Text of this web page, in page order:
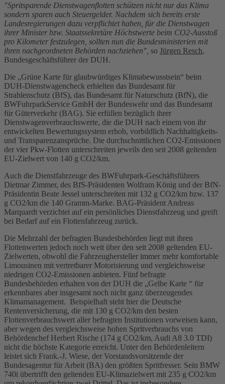
"Spritsparende Dienstwagenflotten schützen nicht nur das Klima
sondern sparen auch Steuergelder. Nachdem sich bereits erste
Landesregierungen dazu verpflichtet haben, für die Dienstwagen
ihrer Minister bzw. Staatssekretäre Höchstwerte beim CO2-Ausstoß
pro Kilometer festzulegen, sollten nun die Bundesministerien mit
ihren nachgeordneten Behörden nachziehen", so Jürgen Resch,
Bundesgeschäftsführer der DUH.
Die „Grüne Karte für glaubwürdiges Klimabewusstsein“ beim
DUH-Dienstwagencheck erhielten das Bundesamt für
Strahlenschutz (BfS), das Bundesamt für Naturschutz (BfN), die
BWFuhrparkService GmbH der Bundeswehr und das Bundesamt
für Güterverkehr (BAG). Sie erfüllen bezüglich ihrer
Dienstwagenverbrauchswerte, die die DUH nach einem von ihr
entwickelten Bewertungssystem erhob, vorbildlich Nachhaltigkeits-
und Transparenzansprüche. Die durchschnittlichen CO2-Emissionen
der vier Pkw-Flotten unterschreiten jeweils den seit 2008 geltenden
EU-Zielwert von 140 g CO2/km.
Auch die Dienstfahrzeuge des BWFuhrpark-Geschäftsführers
Dietmar Zimmer, des BfS-Präsidenten Wolfram König und der BfN-
Präsidentin Beate Jessel unterschreiten mit 132 g CO2/km bzw. 137
g CO2/km die 140 Gramm-Marke. BAG-Präsident Andreas
Marquardt verzichtet auf ein persönliches Dienstfahrzeug und greift
bei Bedarf auf ein Flottenfahrzeug zurück.
Die Mehrzahl der befragten Bundesbehörden liegt mit ihren
Flottenwerten jedoch noch weit über den seit 2008 geltenden EU-
Zielwerten, obwohl die Fahrzeughersteller immer mehr komfortable
Limousinen mit vertretbarer Motorisierung und vergleichsweise
niedrigen CO2-Emissionen anbieten. Fünf befragte
Bundesbehörden erhalten von der DUH die „Gelbe Karte “ für
erkennbares aber insgesamt noch nicht ganz überzeugendes
Klimamanagement. Beispielhaft steht hier die Deutsche
Rentenversicherung, die mit 130 g CO2/km den besten
Flottenverbrauchswert aller befragten Institutionen vorweisen kann,
aber wegen des vergleichsweise hohen Spritverbrauchs von
Behördenchef Herbert Rische (174 g CO2/km, Audi A8 3.0 TDI)
nicht die höchste Kategorie erreicht. Unter den Behördenleitern
leistet sich Frank.-J. Wiese, der Vorstandsvorsitzende der
Bundesagentur für Arbeit (BA) den größten Spritfresser. Sein BMW
740i übertrifft den geltenden EU-Klimazielwert mit 235 g CO2/km